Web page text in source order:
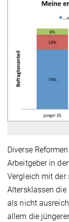
Diverse
Arbeitgeber in
Vergleich mit der
Altersklassen
als nicht
allem die